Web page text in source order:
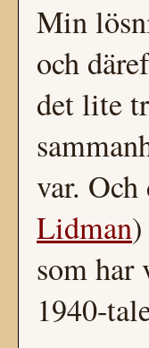
Min
och
det lite
var.
Lidman
som har
1940-